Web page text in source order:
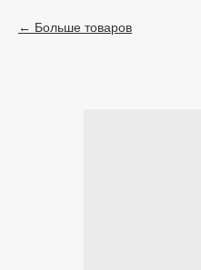
Больше товаров